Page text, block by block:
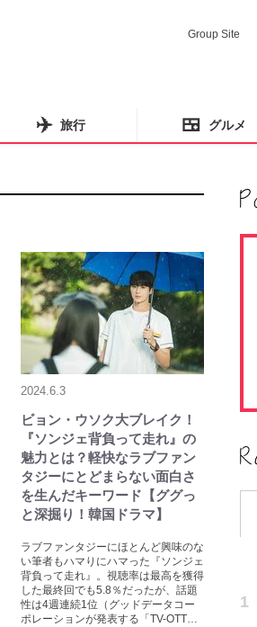
Group Site
✈️ 旅行 🍱 グルメ
2024.6.3
ビョン・ウソク大ブレイク！
『ソンジェ背負って走れ』の
魅力とは？軽快なラブファン
タジーにとどまらない面白さ
を生んだキーワード【ググっ
と深掘り！韓国ドラマ】
ラブファンタジーにほとんど興味のな
い筆者もハマりにハマった『ソンジェ
背負って走れ』。視聴率は最高を獲得
した最終回でも5.8％だったが、話題
性は4週連続1位（グッドデータコー
ポレーションが発表する「TV-OTT…